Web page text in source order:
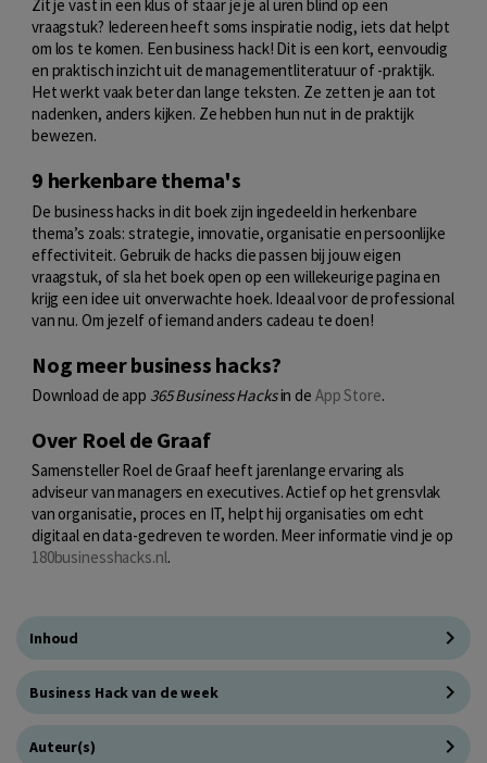
Zit je vast in een klus of staar je je al uren blind op een
vraagstuk? Iedereen heeft soms inspiratie nodig, iets dat helpt
om los te komen. Een business hack! Dit is een kort, eenvoudig
en praktisch inzicht uit de managementliteratuur of -praktijk.
Het werkt vaak beter dan lange teksten. Ze zetten je aan tot
nadenken, anders kijken. Ze hebben hun nut in de praktijk
bewezen.
9 herkenbare thema's
De business hacks in dit boek zijn ingedeeld in herkenbare
thema’s zoals: strategie, innovatie, organisatie en persoonlijke
effectiviteit. Gebruik de hacks die passen bij jouw eigen
vraagstuk, of sla het boek open op een willekeurige pagina en
krijg een idee uit onverwachte hoek. Ideaal voor de professional
van nu. Om jezelf of iemand anders cadeau te doen!
Nog meer business hacks?
Download de app 365 Business Hacksin de App Store.
Over Roel de Graaf
Samensteller Roel de Graaf heeft jarenlange ervaring als
adviseur van managers en executives. Actief op het grensvlak
van organisatie, proces en IT, helpt hij organisaties om echt
digitaal en data-gedreven te worden. Meer informatie vind je op
180businesshacks.nl.
Inhoud
Business Hack van de week
Auteur(s)